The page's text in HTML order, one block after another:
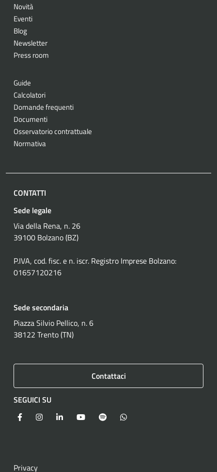
Novità
Eventi
Blog
Newsletter
Press room
Guide
Calcolatori
Domande frequenti
Documenti
Osservatorio contrattuale
Normativa
CONTATTI
Sede legale
Via della Rena, n. 26
39100 Bolzano (BZ)
P.IVA, cod. fisc. e n. iscr. Registro Imprese Bolzano:
01657120216
Sede secondaria
Piazza Silvio Pellico, n. 6
38122 Trento (TN)
Contattaci
SEGUICI SU
FacebookInstagramLinkedInYouTubeSpotifyWhatsApp
Privacy